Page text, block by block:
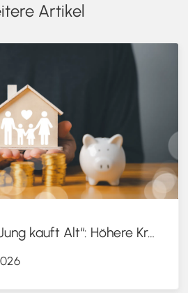
Artikel
KfW-Förderung „Jung kauft Alt“: Höhere Kredite ab August 2026